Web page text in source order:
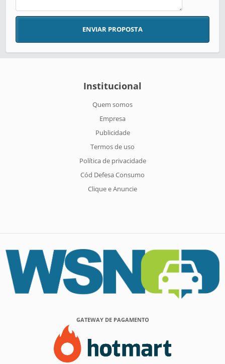
ENVIAR PROPOSTA
Institucional
Quem somos
Empresa
Publicidade
Termos de uso
Política de privacidade
Cód Defesa Consumo
Clique e Anuncie
GATEWAY DE PAGAMENTO